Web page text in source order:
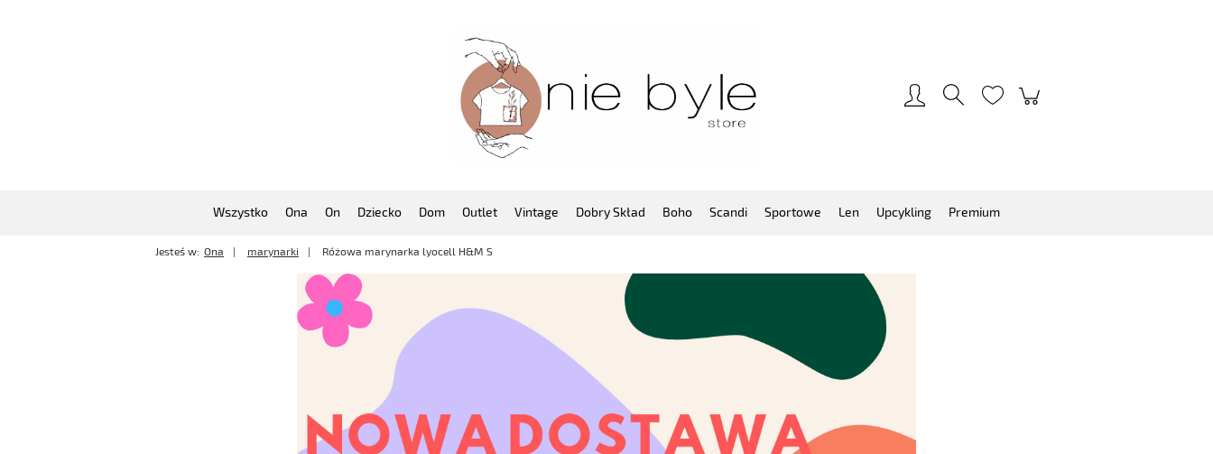
Wszystko Ona On Dziecko Dom Outlet Vintage Dobry Skład Boho Scandi Sportowe Len Upcykling Premium
Jesteś w: Ona marynarki Różowa marynarka lyocell H&M S